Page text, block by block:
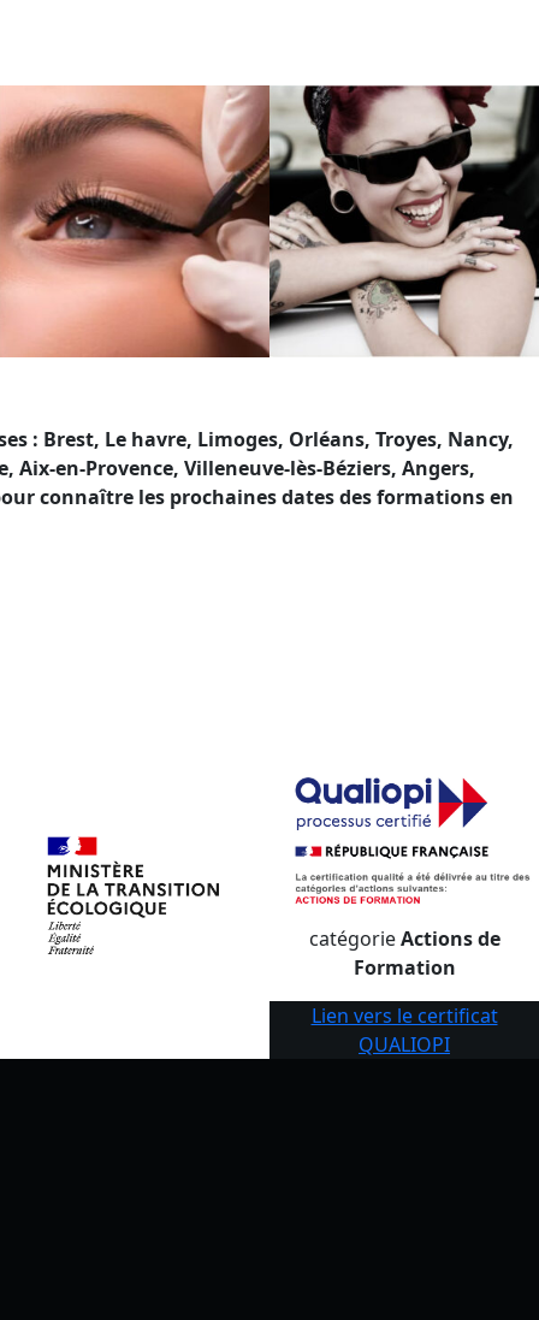
: Brest, Le havre, Limoges, Orléans, Troyes, Nancy,
Aix-en-Provence, Villeneuve-lès-Béziers, Angers,
connaître les prochaines dates des formations en
catégorieActions de
Formation
Lien vers le certificat
QUALIOPI